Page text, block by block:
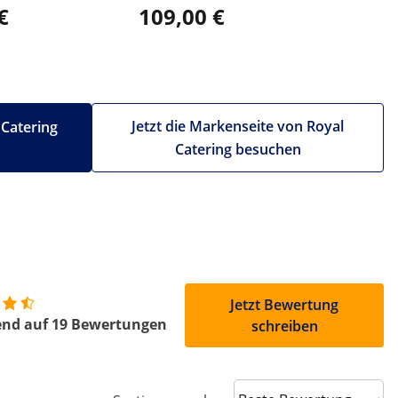
109,00 €
Jetzt die Markenseite von Royal
Catering besuchen
auf 19 Bewertungen
Jetzt Bewertung
schreiben